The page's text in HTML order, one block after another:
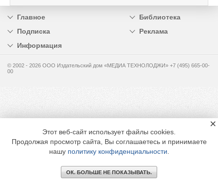
Главное
Библиотека
Подписка
Реклама
Информация
© 2002 - 2026 OOO Издательский дом «МЕДИА ТЕХНОЛОДЖИ» +7 (495) 665-00-
00
Этот веб-сайт использует файлы cookies.
Продолжая просмотр сайта, Вы соглашаетесь и принимаете
нашу политику конфиденциальности
ОК. БОЛЬШЕ НЕ ПОКАЗЫВАТЬ.
×